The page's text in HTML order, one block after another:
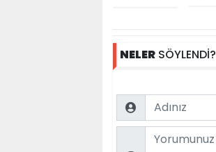
NELER SÖYLENDİ?
Name
Comment